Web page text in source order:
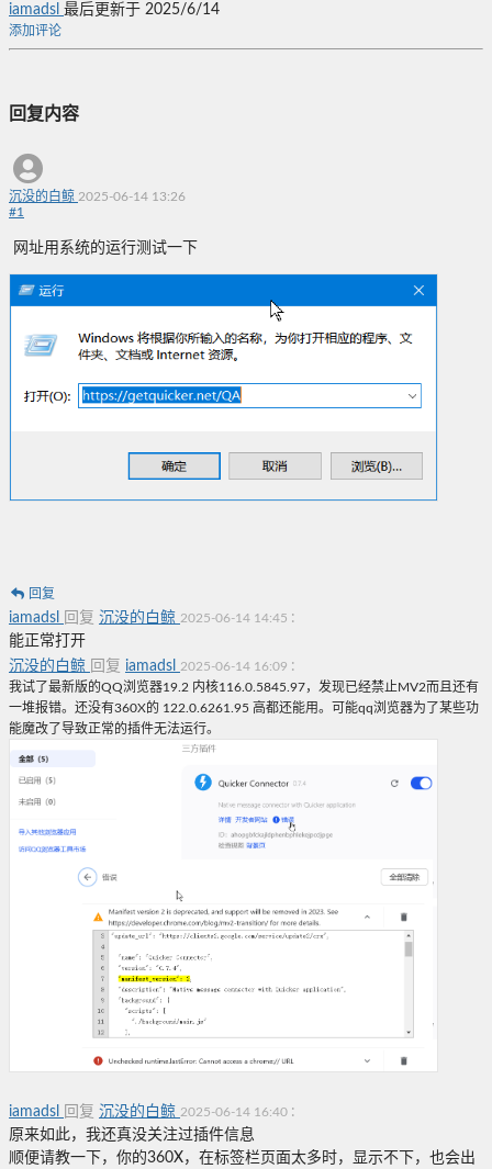
iamadsl 最后更新于 2025/6/14
添加评论
回复内容
沉没的白鲸 2025-06-14 13:26
#1
网址用系统的运行测试一下
回复
iamadsl 回复 沉没的白鲸 2025-06-14 14:45 :
能正常打开
沉没的白鲸
回复 iamadsl 2025-06-14 16:09 :
我试了最新版的QQ浏览器19.2 内核116.0.5845.97，发现已经禁止MV2而且还有
一堆报错。还没有360X的 122.0.6261.95 高都还能用。可能qq浏览器为了某些功
能魔改了导致正常的插件无法运行。
iamadsl 回复 沉没的白鲸 2025-06-14 16:40 :
原来如此，我还真没关注过插件信息
顺便请教一下，你的360X，在标签栏页面太多时，显示不下，也会出